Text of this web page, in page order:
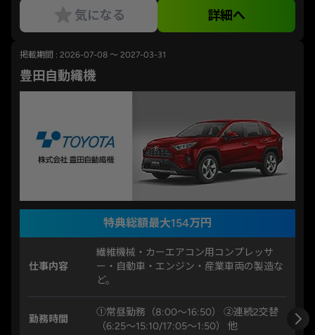
気になる 詳細へ
掲載期間 : 2026-07-08 ～ 2027-03-31
豊田自動織機
特典総額最大154万円
仕事内容
繊維機械・カーエアコン用コンプレッサ
ー・自動車・エンジン・産業車両の製造な
ど。
勤務時間
①常昼勤務（8:00～16:50） ②連続2交替
（6:25～15:10/17:05～1:50） 他